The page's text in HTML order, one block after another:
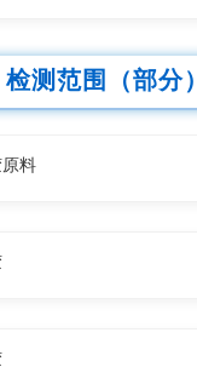
检测范围（部分）
料